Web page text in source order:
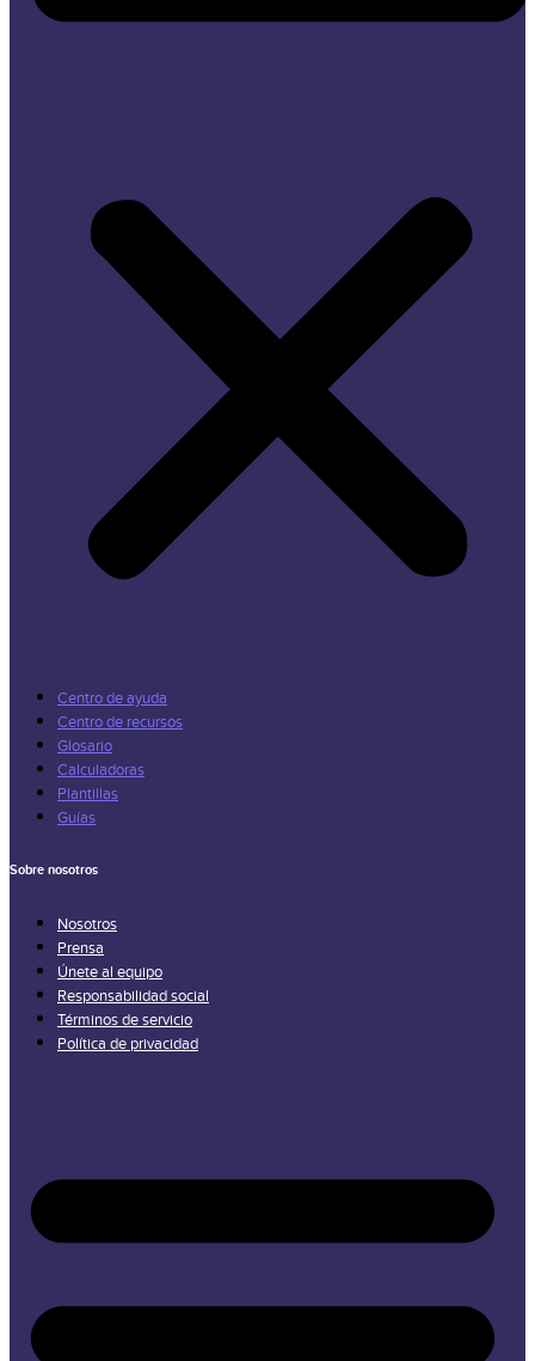
Centro de ayuda
Centro de recursos
Glosario
Calculadoras
Plantillas
Guías
Sobre nosotros
Nosotros
Prensa
Únete al equipo
Responsabilidad social
Términos de servicio
Política de privacidad